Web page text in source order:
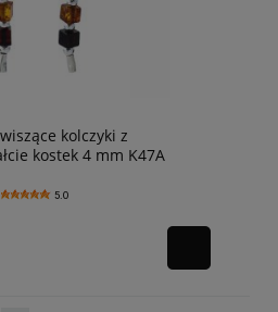
kolczyki z
kostek 4 mm K47A
5.0